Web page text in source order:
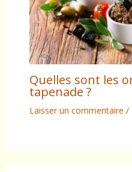
Quelles sont les
tapenade ?
Laisser un commentaire /